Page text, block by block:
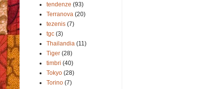
tendenze (93)
Terranova (20)
tezenis (7)
tgc (3)
Thailandia (11)
Tiger (28)
timbri (40)
Tokyo (28)
Torino (7)